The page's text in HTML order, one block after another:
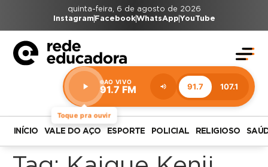
quinta-feira, 6 de agosto de 2026
Instagram FacebookWhatsAppYouTube
Toque pra ouvir
AO VIVO
91.7 FM 91.7 107.1
Estação:
91.7
FM
INÍCIO VALE DO AÇO ESPORTE POLICIAL RELIGIOSO